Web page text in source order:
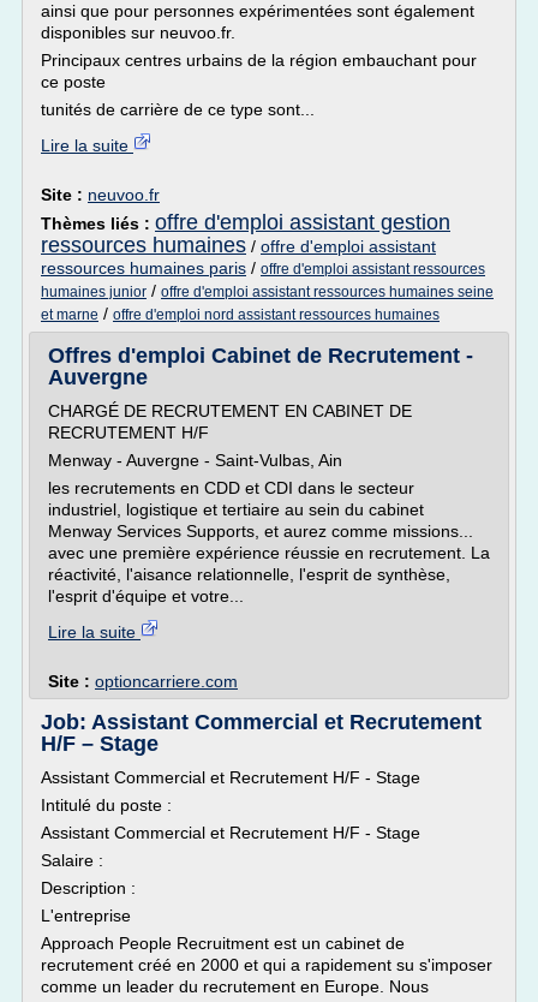
ainsi que pour personnes expérimentées sont également
disponibles sur neuvoo.fr.
Principaux centres urbains de la région embauchant pour
ce poste
tunités de carrière de ce type sont...
Lire la suite
Site : neuvoo.fr
Thèmes liés : offre d'emploi assistant gestion
ressources humaines / offre d'emploi assistant
ressources humaines paris / offre d'emploi assistant ressources
humaines junior / offre d'emploi assistant ressources humaines seine
et marne / offre d'emploi nord assistant ressources humaines
Offres d'emploi Cabinet de Recrutement -
Auvergne
CHARGÉ DE RECRUTEMENT EN CABINET DE
RECRUTEMENT H/F
Menway - Auvergne - Saint-Vulbas, Ain
les recrutements en CDD et CDI dans le secteur
industriel, logistique et tertiaire au sein du cabinet
Menway Services Supports, et aurez comme missions...
avec une première expérience réussie en recrutement. La
réactivité, l'aisance relationnelle, l'esprit de synthèse,
l'esprit d'équipe et votre...
Lire la suite
Site : optioncarriere.com
Job: Assistant Commercial et Recrutement
H/F – Stage
Assistant Commercial et Recrutement H/F - Stage
Intitulé du poste :
Assistant Commercial et Recrutement H/F - Stage
Salaire :
Description :
L'entreprise
Approach People Recruitment est un cabinet de
recrutement créé en 2000 et qui a rapidement su s'imposer
comme un leader du recrutement en Europe. Nous